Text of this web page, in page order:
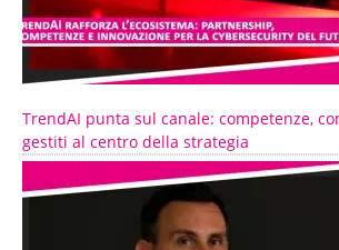
TrendAI punta sul canale: competenze,
gestiti al centro della strategia